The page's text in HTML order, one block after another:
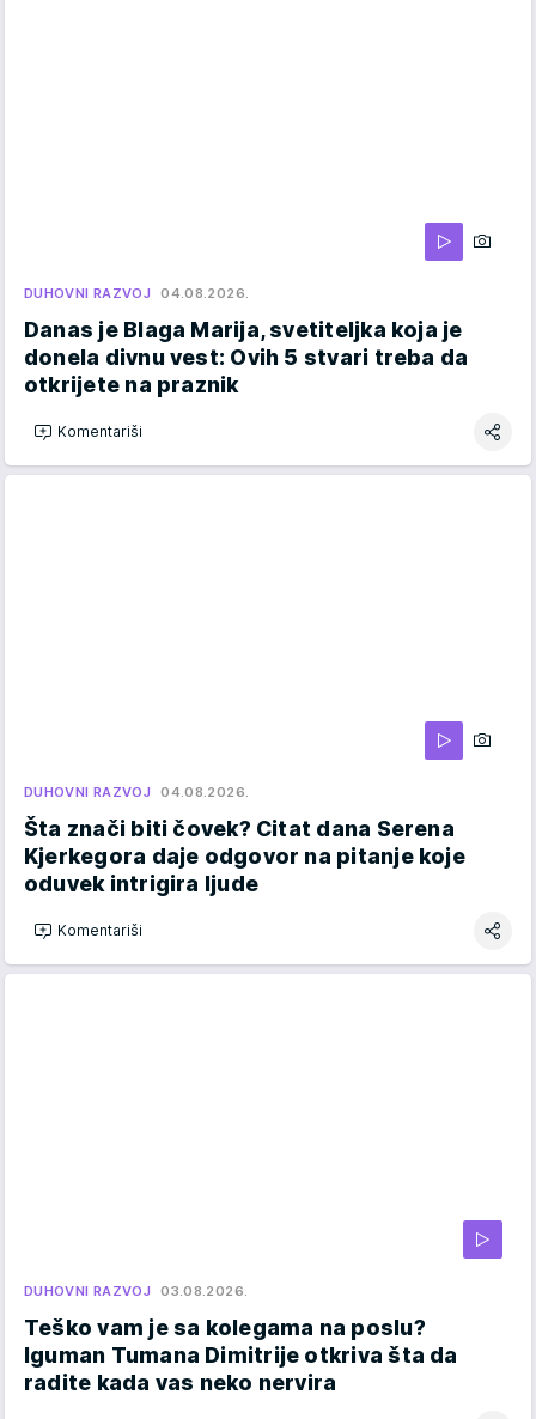
DUHOVNI RAZVOJ 04.08.2026.
Danas je Blaga Marija, svetiteljka koja je
donela divnu vest: Ovih 5 stvari treba da
otkrijete na praznik
Komentariši
DUHOVNI RAZVOJ 04.08.2026.
Šta znači biti čovek? Citat dana Serena
Kjerkegora daje odgovor na pitanje koje
oduvek intrigira ljude
Komentariši
DUHOVNI RAZVOJ 03.08.2026.
Teško vam je sa kolegama na poslu?
Iguman Tumana Dimitrije otkriva šta da
radite kada vas neko nervira